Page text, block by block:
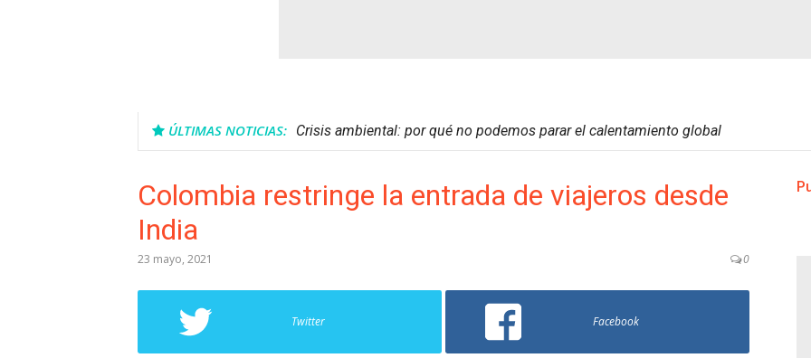
ÚLTIMAS NOTICIAS: Crisis ambiental: por qué no podemos parar el calentamiento global
Colombia restringe la entrada de viajeros desde
India
23 mayo, 2021 0
Twitter Facebook